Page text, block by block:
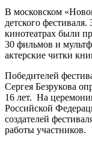
В московском
детского
кинотеатрах были
30 фильмов и
актерские читки
Победителей
Сергея Безрукова
16 лет. На
Российской
создателей
работы участников.